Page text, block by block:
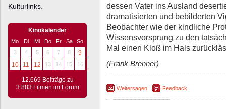
Kulturlinks.
Kinokalender
Mo Di Mi Do Fr Sa
So
3
4 5 6 7 8
9
10
11 12 13 14 15 16
12.669 Beiträge zu
3.883 Filmen im Forum
dessen Vater ins Ausland
dramatisierten und bebilderten
Beobachter wie der kindliche
Wissensvorsprung zu den
Mal einen Kloß im Hals
(Frank Brenner)
Weitersagen Feedback